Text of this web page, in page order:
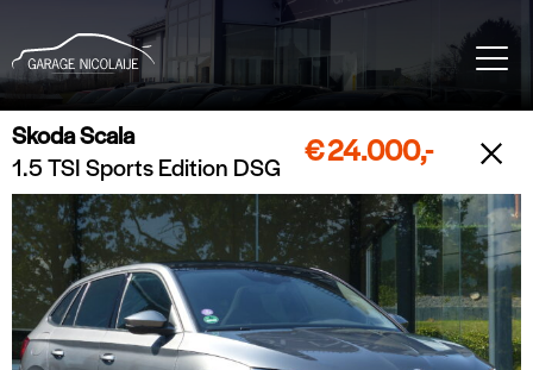
Skoda Scala
1.5 TSI Sports Edition DSG
€24.000,-